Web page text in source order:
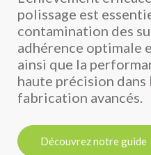
polissage est
contamination des
adhérence optimale
ainsi que la
haute précision dans
fabrication avancés.
Découvrez notre guide